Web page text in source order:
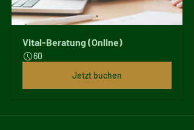
Vital-Beratung (Online)
60
Jetzt buchen